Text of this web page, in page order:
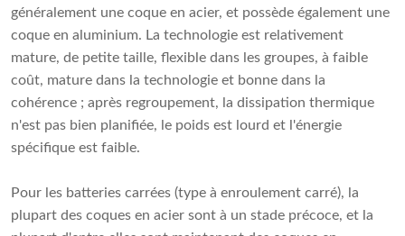
généralement une coque en acier, et possède également une
coque en aluminium. La technologie est relativement
mature, de petite taille, flexible dans les groupes, à faible
coût, mature dans la technologie et bonne dans la
cohérence ; après regroupement, la dissipation thermique
n'est pas bien planifiée, le poids est lourd et l'énergie
spécifique est faible.
Pour les batteries carrées (type à enroulement carré), la
plupart des coques en acier sont à un stade précoce, et la